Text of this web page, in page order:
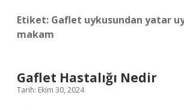
Etiket: Gaflet uykusundan yatar
makam
Gaflet Hastalığı Nedir
Tarih: Ekim 30, 2024